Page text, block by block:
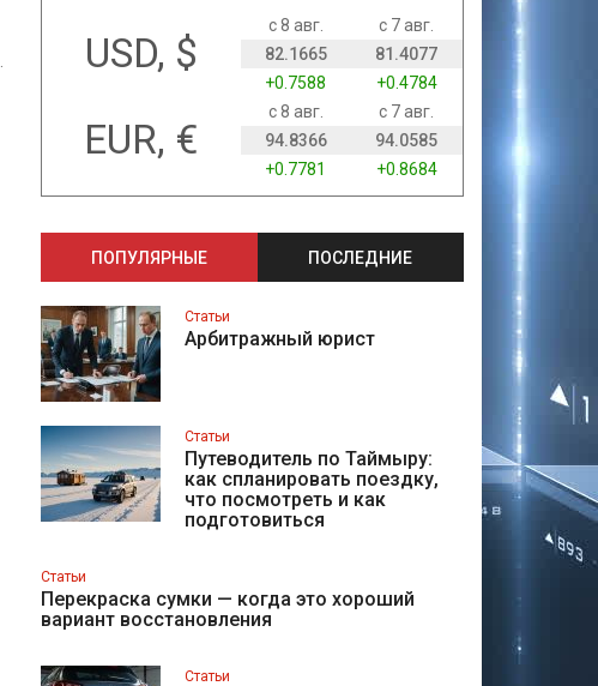
USD, $
с 8 авг.
с 7 авг.
82.1665
81.4077
+0.7588
+0.4784
EUR, €
с 8 авг.
с 7 авг.
94.8366
94.0585
+0.7781
+0.8684
ПОПУЛЯРНЫЕ ПОСЛЕДНИЕ
Статьи
Арбитражный юрист
Статьи
Путеводитель по Таймыру:
как спланировать поездку,
что посмотреть и как
подготовиться
Статьи
Перекраска сумки — когда это хороший
вариант восстановления
Статьи